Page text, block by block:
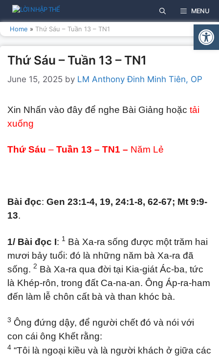
Skip
to
content
MENU
Home » Thứ Sáu – Tuần 13 – TN1
Thứ Sáu – Tuần 13 – TN1
June 15, 2025 by LM Anthony Đinh Minh Tiên, OP
Xin Nhấn vào đây để nghe Bài Giảng hoặc tải
xuống
Thứ Sáu – Tuần 13 – TN1 – Năm Lẻ
Bài đọc: Gen 23:1-4, 19, 24:1-8, 62-67; Mt 9:9-
13.
1/ Bài đọc I: 1 Bà Xa-ra sống được một trăm hai
mươi bảy tuổi: đó là những năm bà Xa-ra đã
sống. 2 Bà Xa-ra qua đời tại Kia-giát Ác-ba, tức
là Khép-rôn, trong đất Ca-na-an. Ông Áp-ra-ham
đến làm lễ chôn cất bà và than khóc bà.
3 Ông đứng dậy, để người chết đó và nói với
con cái ông Khết rằng:
4 “Tôi là ngoại kiều và là người khách ở giữa các